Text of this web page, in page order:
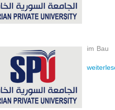
im Bau